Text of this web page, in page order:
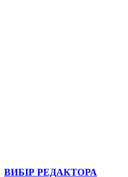
ВИБІР РЕДАКТОРА